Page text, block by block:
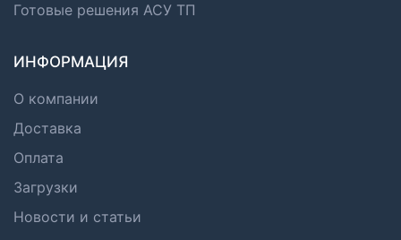
Готовые решения АСУ ТП
ИНФОРМАЦИЯ
О компании
Доставка
Оплата
Загрузки
Новости и статьи